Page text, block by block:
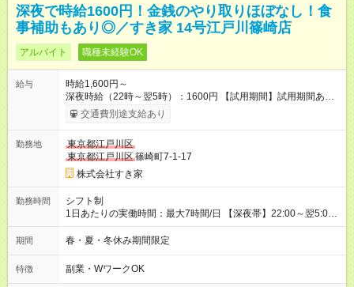
深夜で時給1600円！金銭のやり取りほぼなし！食
事補助もあり◎／すき家 14号江戸川篠崎店
アルバイト 職種未経験OK
給与
時給1,600円～
深夜時給（22時～翌5時）：1600円 【試用期間】試用期間あり
試用期間の長さ：1ヶ月 雇用形態、給与は本採用時と同じです。
試用期間の実態は30日（※条件変更なし）ですが、切り上げで
同時給）
交通費別途支給あり
勤務地
東京都江戸川区
東京都江戸川区篠崎町7-1-17
株式会社すき家
勤務時間
シフト制
1日あたりの実働時間：最大7時間/日 【深夜帯】22:00～翌5:00
週2日～・1日2h～OK◎ ※22:00から翌5:00までは18歳以上の方
のみ勤務可能です（18歳未満の深夜業務禁止のため） ★深夜で
す。 必ず、2名以上での勤務を行いますので、安心して働けま
す。
期間 春・夏・冬休み期間限定
特徴 副業・WワークOK